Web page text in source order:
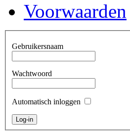
Voorwaarden
Gebruikersnaam
Wachtwoord
Automatisch inloggen